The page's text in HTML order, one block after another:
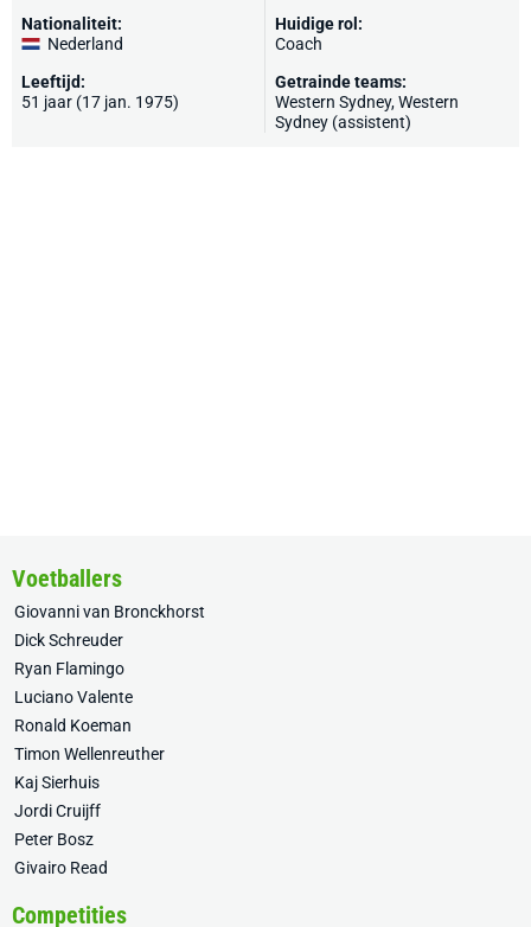
Nationaliteit:
Nederland
Leeftijd:
51 jaar (17 jan. 1975)
Huidige rol:
Coach
Getrainde teams:
Western Sydney, Western
Sydney (assistent)
Voetballers
Giovanni van Bronckhorst
Dick Schreuder
Ryan Flamingo
Luciano Valente
Ronald Koeman
Timon Wellenreuther
Kaj Sierhuis
Jordi Cruijff
Peter Bosz
Givairo Read
Competities